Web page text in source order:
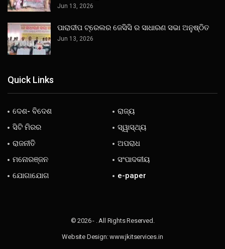
Jun 13, 2026
ପାରାଦୀପ ଟ୍ରେଲର ଜେସିସି ର ସାଧାରଣ ସଭା ଅନୁଷ୍ଠିତ
Jun 13, 2026
Quick Links
ଦେଶ- ବିଦେଶ
ରାଜ୍ୟ
ସିଟି ମିରର
ସ୍ୱାସ୍ଥ୍ୟ
ରାଜନୀତି
ଅପରାଧ
ମନୋରଞ୍ଜନ
ସଂପାଦକୀୟ
ଯୋଗାଯୋଗ
e-paper
© 2026 - . All Rights Reserved.
Website Design:www.jkitservices.in